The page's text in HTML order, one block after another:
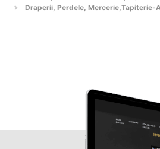
Draperii, Perdele, Mercerie,Tapiterie-